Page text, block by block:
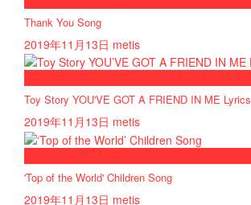
Thank You Song
2019年11月13日 metis
Toy Story YOU'VE GOT A FRIEND IN ME Lyrics
2019年11月13日 metis
'Top of the World' Children Song
2019年11月13日 metis